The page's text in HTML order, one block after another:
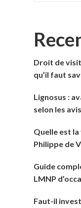
Droit de
qu’il faut
Lignosus :
selon les
Quelle est
Philippe de
Guide
LMNP
Faut-il